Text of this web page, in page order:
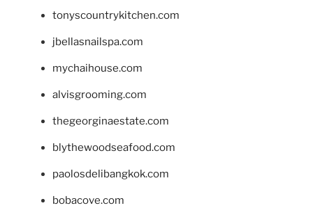
tonyscountrykitchen.com
jbellasnailspa.com
mychaihouse.com
alvisgrooming.com
thegeorginaestate.com
blythewoodseafood.com
paolosdelibangkok.com
bobacove.com